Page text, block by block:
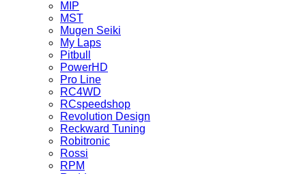
MIP
MST
Mugen Seiki
My Laps
Pitbull
PowerHD
Pro Line
RC4WD
RCspeedshop
Revolution Design
Reckward Tuning
Robitronic
Rossi
RPM